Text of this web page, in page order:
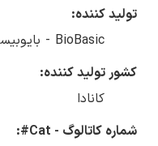
تولید کننده:
BioBasic - بایوبیسیک
کشور تولید کننده:
کانادا
شماره کاتالوگ - Cat#: